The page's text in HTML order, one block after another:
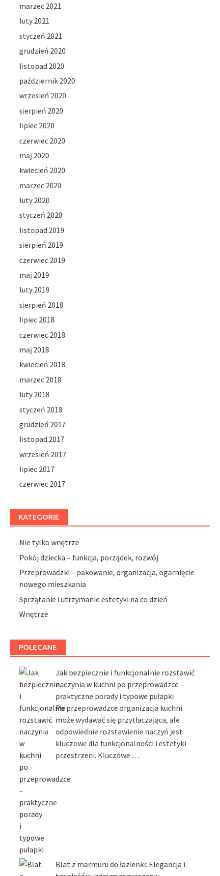
marzec 2021
luty 2021
styczeń 2021
grudzień 2020
listopad 2020
październik 2020
wrzesień 2020
sierpień 2020
lipiec 2020
czerwiec 2020
maj 2020
kwiecień 2020
marzec 2020
luty 2020
styczeń 2020
listopad 2019
sierpień 2019
czerwiec 2019
maj 2019
luty 2019
sierpień 2018
lipiec 2018
czerwiec 2018
maj 2018
kwiecień 2018
marzec 2018
luty 2018
styczeń 2018
grudzień 2017
listopad 2017
wrzesień 2017
lipiec 2017
czerwiec 2017
KATEGORIE
Nie tylko wnętrze
Pokój dziecka – funkcja, porządek, rozwój
Przeprowadzki – pakowanie, organizacja, ogarnięcie
nowego mieszkania
Sprzątanie i utrzymanie estetyki na co dzień
Wnętrze
POLECANE
Jak bezpiecznie i funkcjonalnie rozstawić
naczynia w kuchni po przeprowadzce –
praktyczne porady i typowe pułapki
Po przeprowadzce organizacja kuchni
może wydawać się przytłaczająca, ale
odpowiednie rozstawienie naczyń jest
kluczowe dla funkcjonalności i estetyki
przestrzeni. Kluczowe …
Blat z marmuru do łazienki: Elegancja i